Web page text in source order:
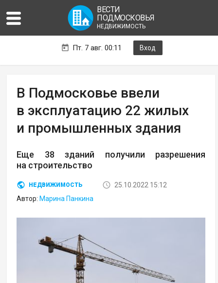
ВЕСТИ
ПОДМОСКОВЬЯ
НЕДВИЖИМОСТЬ
Пт. 7 авг. 00:11 Вход
В Подмосковье ввели
в эксплуатацию 22 жилых
и промышленных здания
Еще 38 зданий получили разрешения
на строительство
НЕДВИЖИМОСТЬ
25.10.2022 15:12
Автор: Марина Панкина